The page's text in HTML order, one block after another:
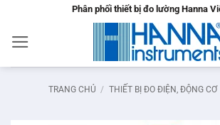
nội
dung
Phân phối thiết bị đo lường Hanna
TRANG CHỦ / THIẾT BỊ ĐO ĐIỆN, ĐỘNG CƠ